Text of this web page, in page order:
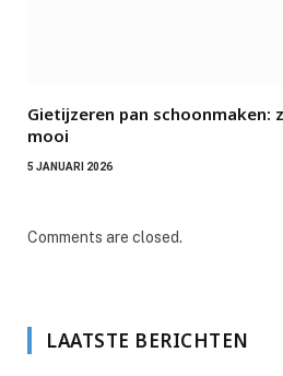
Gietijzeren pan schoonmaken:
mooi
5 JANUARI 2026
Comments are closed.
LAATSTE BERICHTEN